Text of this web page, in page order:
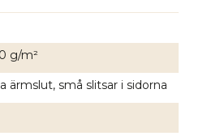
g/m²
ärmslut, små slitsar i sidorna